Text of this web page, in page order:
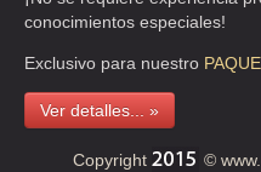
conocimientos especiales!
Exclusivo para nuestro
Ver detalles... »
Copyright
©